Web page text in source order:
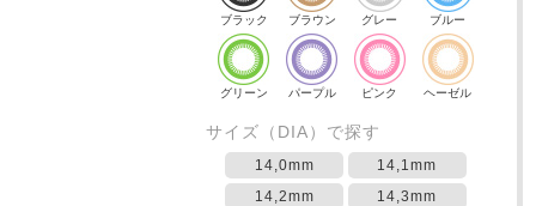
ブラック ブラウン グレー ブルー
グリーン パープル ピンク ヘーゼル
サイズ（DIA）で探す
14,0mm
14,1mm
14,2mm
14,3mm